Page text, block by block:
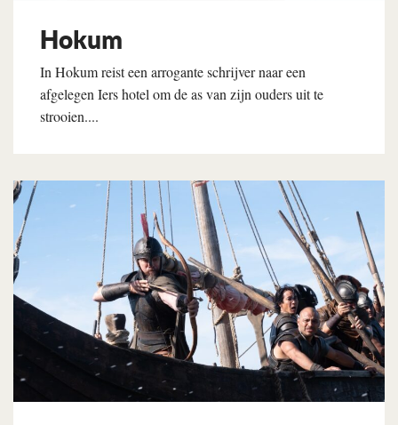
Hokum
In Hokum reist een arrogante schrijver naar een
afgelegen Iers hotel om de as van zijn ouders uit te
strooien....
Lees verder